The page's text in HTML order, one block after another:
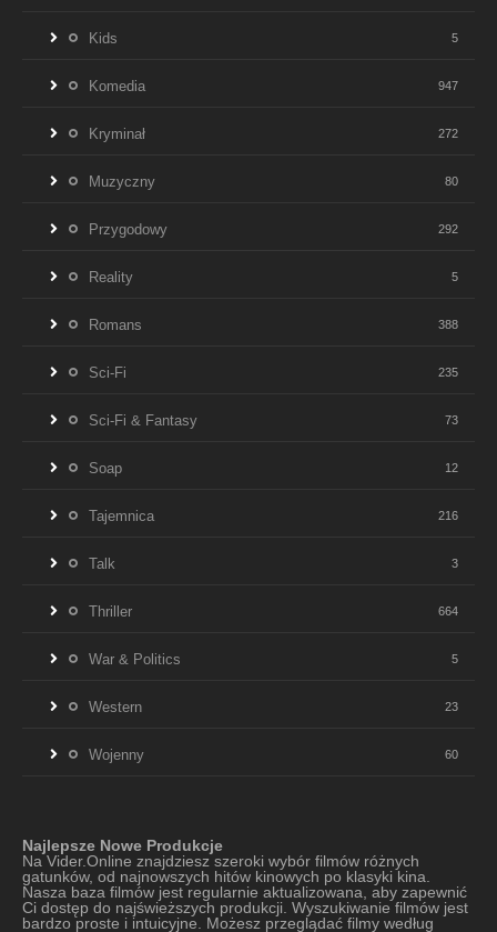
Kids 5
Komedia 947
Kryminał 272
Muzyczny 80
Przygodowy 292
Reality 5
Romans 388
Sci-Fi 235
Sci-Fi & Fantasy 73
Soap 12
Tajemnica 216
Talk 3
Thriller 664
War & Politics 5
Western 23
Wojenny 60
Najlepsze Nowe Produkcje
Na Vider.Online znajdziesz szeroki wybór filmów różnych
gatunków, od najnowszych hitów kinowych po klasyki kina.
Nasza baza filmów jest regularnie aktualizowana, aby zapewnić
Ci dostęp do najświeższych produkcji. Wyszukiwanie filmów jest
bardzo proste i intuicyjne. Możesz przeglądać filmy według